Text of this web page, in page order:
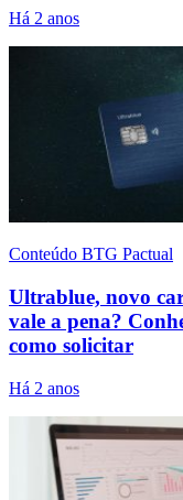
Há 2 anos
Conteúdo BTG Pactual
Ultrablue, novo
vale a pena?
como solicitar
Há 2 anos